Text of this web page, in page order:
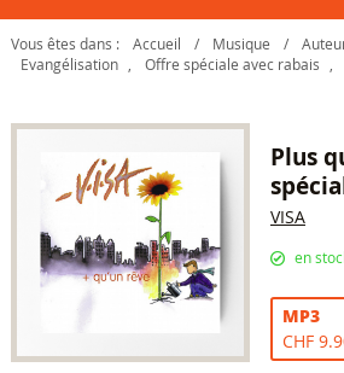
Vous êtes dans : Accueil / Musique /
Evangélisation
Offre spéciale avec rabais
Plus
VISA
en
MP3
CHF